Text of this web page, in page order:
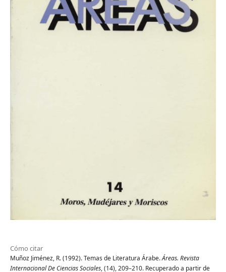
Cómo citar
Muñoz Jiménez, R. (1992). Temas de Literatura Árabe.Áreas. Revista
Internacional De Ciencias Sociales, (14), 209–210. Recuperado a partir de